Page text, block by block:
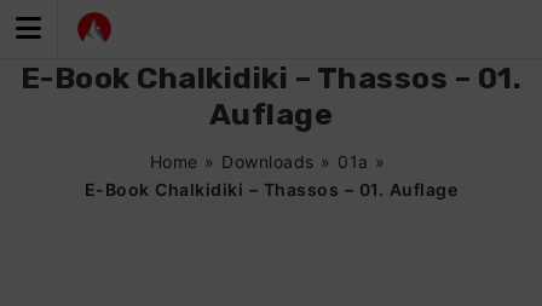
Inhalt
E-Book Chalkidiki – Thassos – 01.
Auflage
Home » Downloads » 01a »
E-Book Chalkidiki – Thassos – 01. Auflage